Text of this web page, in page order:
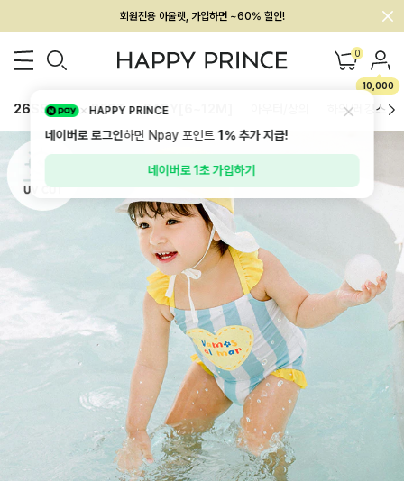
회원전용 아울렛, 가입하면 ~60% 할인!
멤버십 최대 28,000원 혜택 0
10,000
26SS 신상 BEST BABY[6~12M] 하의/레깅스
HAPPY PRINCE
네이버로 로그인하면 Npay 포인트1%추가 지급!
네이버로 1초 가입하기